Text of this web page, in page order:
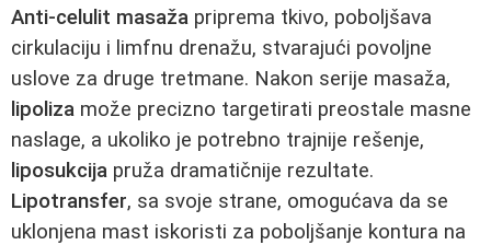
Anti-celulit masaža priprema tkivo, poboljšava
cirkulaciju i limfnu drenažu, stvarajući povoljne
uslove za druge tretmane. Nakon serije masaža,
lipoliza može precizno targetirati preostale masne
naslage, a ukoliko je potrebno trajnije rešenje,
liposukcija pruža dramatičnije rezultate.
Lipotransfer, sa svoje strane, omogućava da se
uklonjena mast iskoristi za poboljšanje kontura na